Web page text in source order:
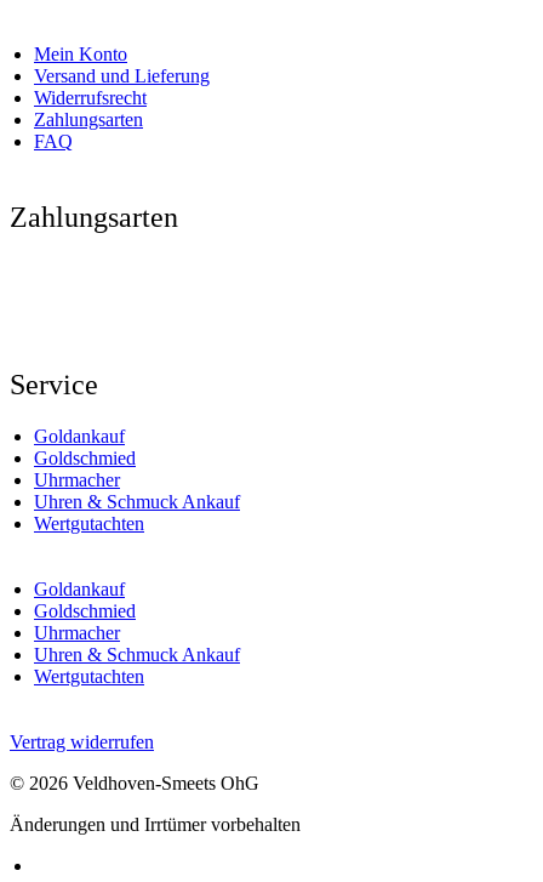
Mein Konto
Versand und Lieferung
Widerrufsrecht
Zahlungsarten
FAQ
Zahlungsarten
Service
Goldankauf
Goldschmied
Uhrmacher
Uhren & Schmuck Ankauf
Wertgutachten
Goldankauf
Goldschmied
Uhrmacher
Uhren & Schmuck Ankauf
Wertgutachten
Vertrag widerrufen
© 2026 Veldhoven-Smeets OhG
Änderungen und Irrtümer vorbehalten